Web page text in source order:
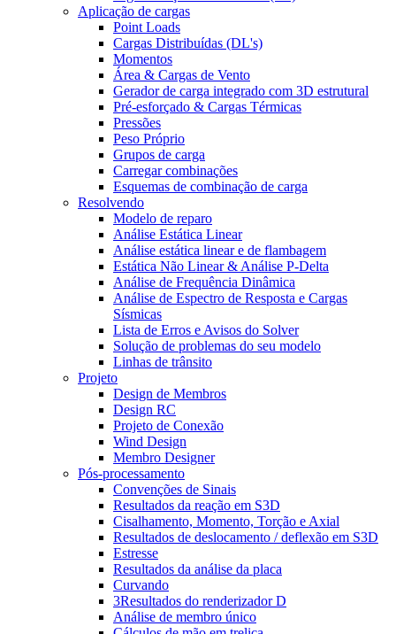
Aplicação de cargas
Point Loads
Cargas Distribuídas (DL's)
Momentos
Área & Cargas de Vento
Gerador de carga integrado com 3D estrutural
Pré-esforçado & Cargas Térmicas
Pressões
Peso Próprio
Grupos de carga
Carregar combinações
Esquemas de combinação de carga
Resolvendo
Modelo de reparo
Análise Estática Linear
Análise estática linear e de flambagem
Estática Não Linear & Análise P-Delta
Análise de Frequência Dinâmica
Análise de Espectro de Resposta e Cargas
Sísmicas
Lista de Erros e Avisos do Solver
Solução de problemas do seu modelo
Linhas de trânsito
Projeto
Design de Membros
Design RC
Projeto de Conexão
Wind Design
Membro Designer
Pós-processamento
Convenções de Sinais
Resultados da reação em S3D
Cisalhamento, Momento, Torção e Axial
Resultados de deslocamento / deflexão em S3D
Estresse
Resultados da análise da placa
Curvando
3Resultados do renderizador D
Análise de membro único